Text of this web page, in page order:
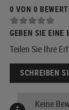
0 VON 0
GEBEN SIE EINE
Teilen Sie Ihre
SCHREIBEN
Keine